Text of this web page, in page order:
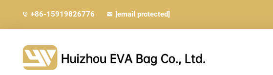
+86-15919826776 [email protected]